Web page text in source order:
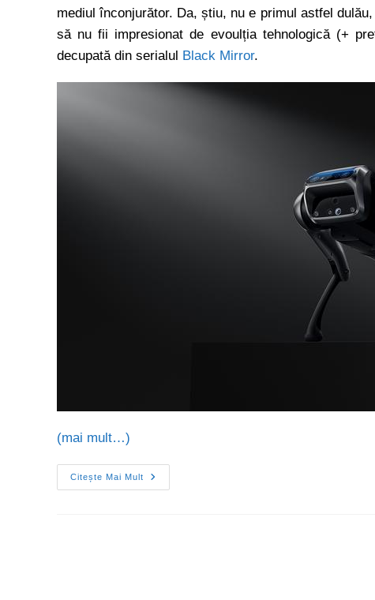
mediul înconjurător. Da, știu, nu e primul astfel
să nu fii impresionat de evoulția tehnologică (+
decupată din serialul Black Mirror.
(mai mult…)
Citește Mai Mult